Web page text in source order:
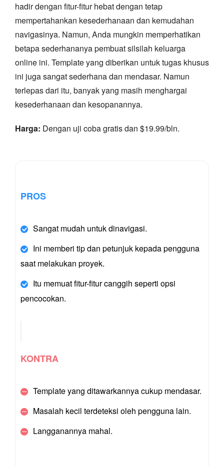
hadir dengan fitur-fitur hebat dengan tetap
mempertahankan kesederhanaan dan kemudahan
navigasinya. Namun, Anda mungkin memperhatikan
betapa sederhananya pembuat silsilah keluarga
online ini. Template yang diberikan untuk tugas khusus
ini juga sangat sederhana dan mendasar. Namun
terlepas dari itu, banyak yang masih menghargai
kesederhanaan dan kesopanannya.
Harga: Dengan uji coba gratis dan $19.99/bln.
PROS
Sangat mudah untuk dinavigasi.
Ini memberi tip dan petunjuk kepada pengguna
saat melakukan proyek.
Itu memuat fitur-fitur canggih seperti opsi
pencocokan.
KONTRA
Template yang ditawarkannya cukup mendasar.
Masalah kecil terdeteksi oleh pengguna lain.
Langganannya mahal.